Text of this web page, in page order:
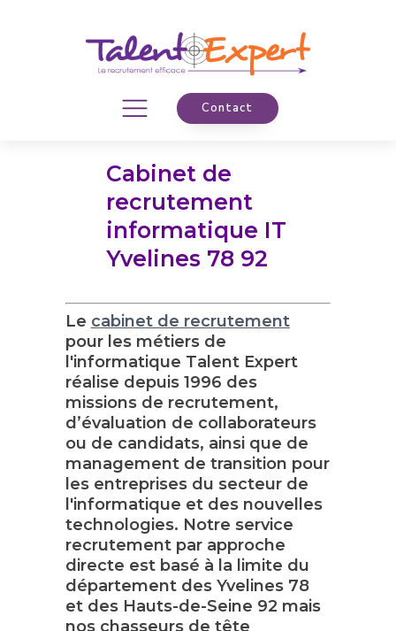
Contact
Cabinet de
recrutement
informatique IT
Yvelines 78 92
Le cabinet de recrutement
pour les métiers de
l'informatique Talent Expert
réalise depuis 1996 des
missions de recrutement,
d’évaluation de collaborateurs
ou de candidats, ainsi que de
management de transition pour
les entreprises du secteur de
l'informatique et des nouvelles
technologies. Notre service
recrutement par approche
directe est basé à la limite du
département des Yvelines 78
et des Hauts-de-Seine 92 mais
nos chasseurs de tête